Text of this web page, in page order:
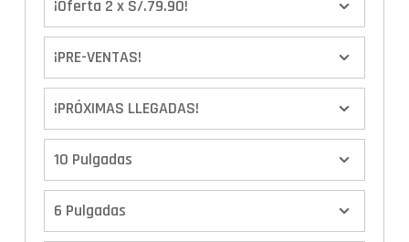
¡Oferta 2 x S/.79.90!
¡PRE-VENTAS!
¡PRÓXIMAS LLEGADAS!
10 Pulgadas
6 Pulgadas